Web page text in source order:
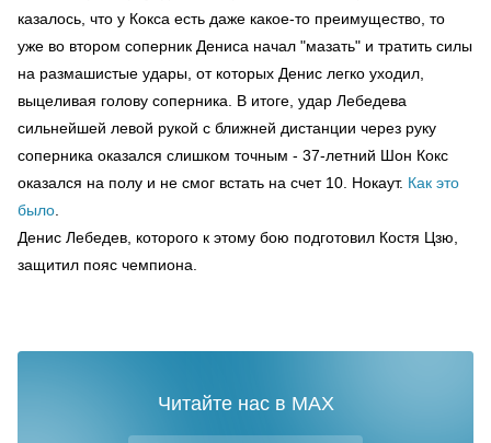
казалось, что у Кокса есть даже какое-то преимущество, то
уже во втором соперник Дениса начал "мазать" и тратить силы
на размашистые удары, от которых Денис легко уходил,
выцеливая голову соперника. В итоге, удар Лебедева
сильнейшей левой рукой с ближней дистанции через руку
соперника оказался слишком точным - 37-летний Шон Кокс
оказался на полу и не смог встать на счет 10. Нокаут. Как это
было
Денис Лебедев, которого к этому бою подготовил Костя Цзю,
защитил пояс чемпиона.
Читайте нас в MAX